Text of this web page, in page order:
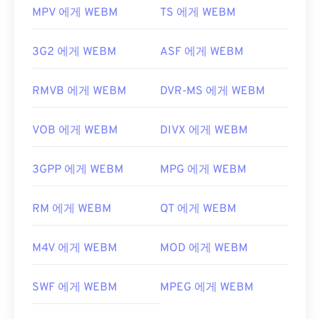
MPV 에게 WEBM TS 에게 WEBM
3G2 에게 WEBM ASF 에게 WEBM
RMVB 에게 WEBM DVR-MS 에게 WEBM
VOB 에게 WEBM DIVX 에게 WEBM
3GPP 에게 WEBM MPG 에게 WEBM
RM 에게 WEBM QT 에게 WEBM
M4V 에게 WEBM MOD 에게 WEBM
SWF 에게 WEBM MPEG 에게 WEBM